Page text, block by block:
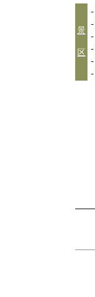
景
区
-
-
-
-
-
-